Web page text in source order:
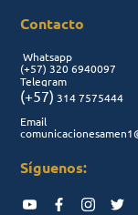
Contacto
Whatsapp
(+57) 320 6940097
Telegram
(+57) 314 7575444
Email
Síguenos: